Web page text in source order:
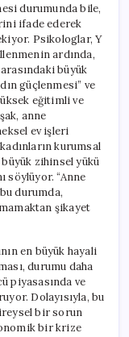
durumunda bile,
ifade ederek
Psikologlar, Y
ardında,
büyük
güçlenmesi” ve
eğitimli ve
anne
ev işleri
kurumsal
zihinsel yükü
söylüyor. “Anne
durumda,
şikayet
en büyük hayali
durumu daha
piyasasında ve
Dolayısıyla, bu
bir sorun
bir krize